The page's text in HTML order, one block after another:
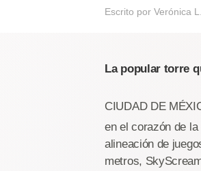
Escrito por Verónica
La popular torre
CIUDAD DE
en el corazón de
alineación de
metros,